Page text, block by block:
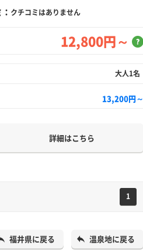
クチコミはありません
12,800円～
大人1名
13,200円～
詳細はこちら
1
福井県に戻る 温泉地に戻る